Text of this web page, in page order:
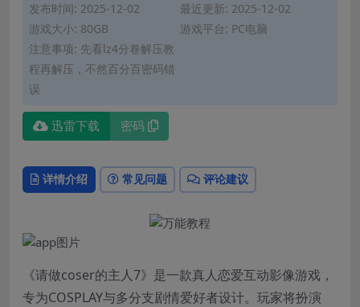
发布时间: 2025-12-02
最近更新: 2025-12-02
游戏大小: 80GB
游戏平台: PC电脑
注意事项: 先看lz4分卷解压教
程再解压，不然百分百密码错
误
迅雷下载 密码
详情介绍 常见问题 评论建议
《请做coser的主人7》是一款真人恋爱互动影像游戏，
专为COSPLAY与多分支剧情爱好者设计。玩家将扮演